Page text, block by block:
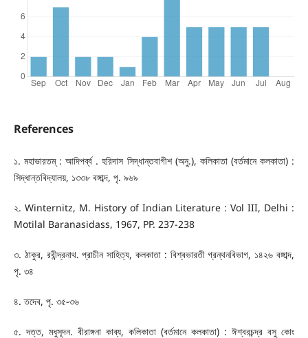
References
১. মহাভারতম্ : আদিপর্ব্ব . হরিদাস সিদ্ধান্তবাগীশ (অনু.), কলিকাতা (বর্তমানে কলকাতা) :
সিদ্ধান্তবিদ্যালয়, ১৩৩৮ বঙ্গাব্দ, পৃ. ৯৬৯
২. Winternitz, M. History of Indian Literature : Vol III, Delhi :
Motilal Baranasidass, 1967, PP. 237-238
৩. ঠাকুর, রবীন্দ্রনাথ. প্রাচীন সাহিত্য, কলকাতা : বিশ্বভারতী গ্রন্থনবিভাগ, ১৪২৬ বঙ্গাব্দ,
পৃ. ৩৪
৪. তদেব, পৃ. ৩৫-৩৬
৫. দত্ত, মধুসূদন. বীরাঙ্গনা কাব্য, কলিকাতা (বর্তমানে কলকাতা) : ঈশ্বরচন্দ্র বসু কোং